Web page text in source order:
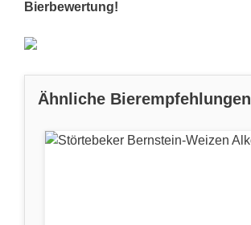
Bierbewertung!
Ähnliche Bierempfehlungen